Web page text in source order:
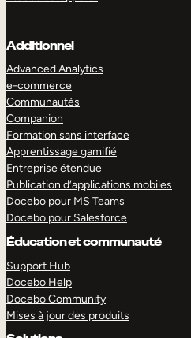
Additionnel
Advanced Analytics
e-commerce
Communautés
Companion
Formation sans interface
Apprentissage gamifié
Entreprise étendue
Publication d’applications mobiles
Docebo pour MS Teams
Docebo pour Salesforce
Éducation et communauté
Support Hub
Docebo Help
Docebo Community
Mises à jour des produits